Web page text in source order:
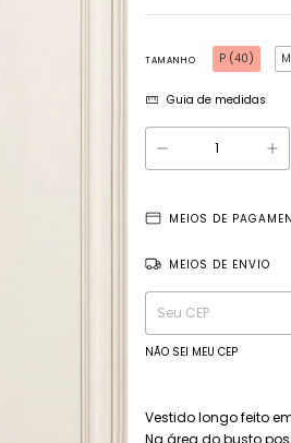
TAMANHO P (40)
Guia de medidas
MEIOS DE
MEIOS DE ENVIO
Entregas para o CEP:
NÃO SEI MEU CEP
Vestido longo feito
Na área do busto